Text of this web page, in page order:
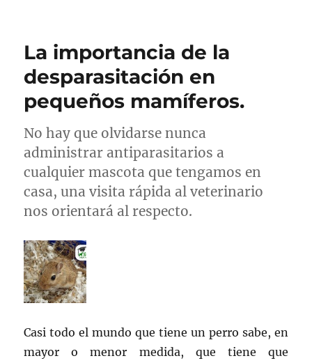
La importancia de la
desparasitación en
pequeños mamíferos.
No hay que olvidarse nunca
administrar antiparasitarios a
cualquier mascota que tengamos en
casa, una visita rápida al veterinario
nos orientará al respecto.
Casi todo el mundo que tiene un perro sabe, en
mayor o menor medida, que tiene que